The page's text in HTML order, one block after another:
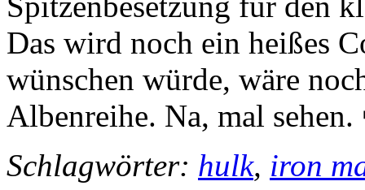
Das wird noch ein heißes
wünschen würde, wäre
Albenreihe. Na, mal sehen.
Schlagwörter: hulk, iron